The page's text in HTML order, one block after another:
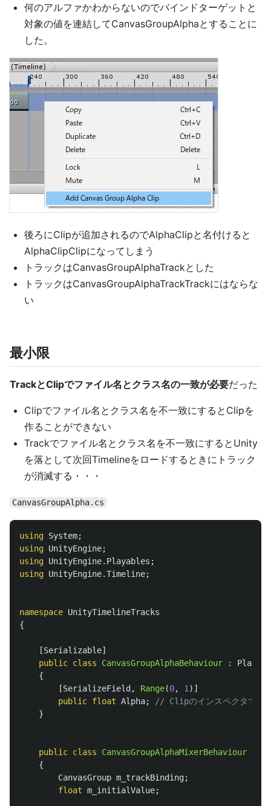
何のアルファかわからないのでバインドターゲットと
対象の値を連結してCanvasGroupAlphaとすることに
した。
後ろにClipが追加されるのでAlphaClipと名付けると
AlphaClipClipになってしまう
トラックはCanvasGroupAlphaTrackとした
トラックはCanvasGroupAlphaTrackTrackにはならな
い
最小限
TrackとClipでファイル名とクラス名の一致が必要だった
Clipでファイル名とクラス名を不一致にするとClipを
作ることができない
Trackでファイル名とクラス名を不一致にするとUnity
を落として次回Timelineをロードするときにトラック
が消滅する・・・
CanvasGroupAlpha.cs
using System;
using UnityEngine;
using UnityEngine.Playables ;
using UnityEngine.Timeline;
namespace UnityTimelineTracks
{
[Serializable]
public class CanvasGroupAlphaBehaviour :
{
[SerializeField , Range(0, 1 )]
public float Alpha;
// Clipのインスペクタで表
}
public class CanvasGroupAlphaMixerBehaviour
{
CanvasGroup m_trackBinding;
float m_initialValue;